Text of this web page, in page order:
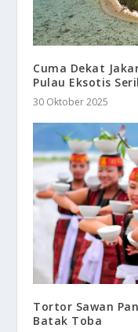
Cuma Dekat
Pulau Eksotis
30 Oktober 2025
Tortor Sawan
Batak Toba